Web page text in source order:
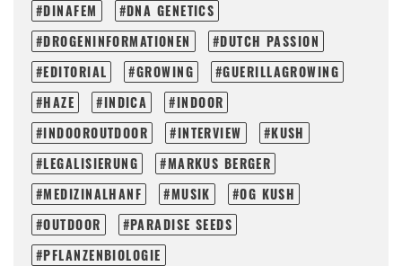
DINAFEM
DNA GENETICS
DROGENINFORMATIONEN
DUTCH PASSION
EDITORIAL
GROWING
GUERILLAGROWING
HAZE
INDICA
INDOOR
INDOOROUTDOOR
INTERVIEW
KUSH
LEGALISIERUNG
MARKUS BERGER
MEDIZINALHANF
MUSIK
OG KUSH
OUTDOOR
PARADISE SEEDS
PFLANZENBIOLOGIE